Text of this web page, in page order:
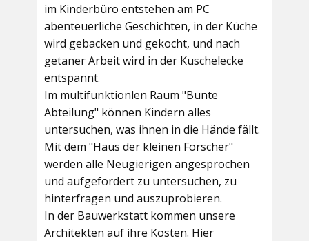
im Kinderbüro entstehen am PC
abenteuerliche Geschichten, in der Küche
wird gebacken und gekocht, und nach
getaner Arbeit wird in der Kuschelecke
entspannt.
Im multifunktionlen Raum "Bunte
Abteilung" können Kindern alles
untersuchen, was ihnen in die Hände fällt.
Mit dem "Haus der kleinen Forscher"
werden alle Neugierigen angesprochen
und aufgefordert zu untersuchen, zu
hinterfragen und auszuprobieren.
In der Bauwerkstatt kommen unsere
Architekten auf ihre Kosten. Hier